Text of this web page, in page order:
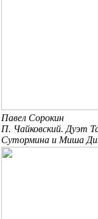
Павел Сорокин
П. Чайковский. Дуэт
Сутормина и Миша